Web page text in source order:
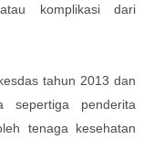
komplikasi dari
tahun 2013 dan
sepertiga penderita
tenaga kesehatan